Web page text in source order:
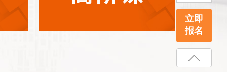
立即
报名